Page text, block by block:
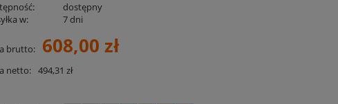
dostępny
w:
7 dni
brutto: 608,00 zł
netto: 494,31 zł